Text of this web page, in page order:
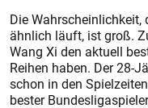
Die Wahrscheinlichkeit,
ähnlich läuft, ist groß.
Wang Xi den aktuell
Reihen haben. Der 28-
schon in den
bester